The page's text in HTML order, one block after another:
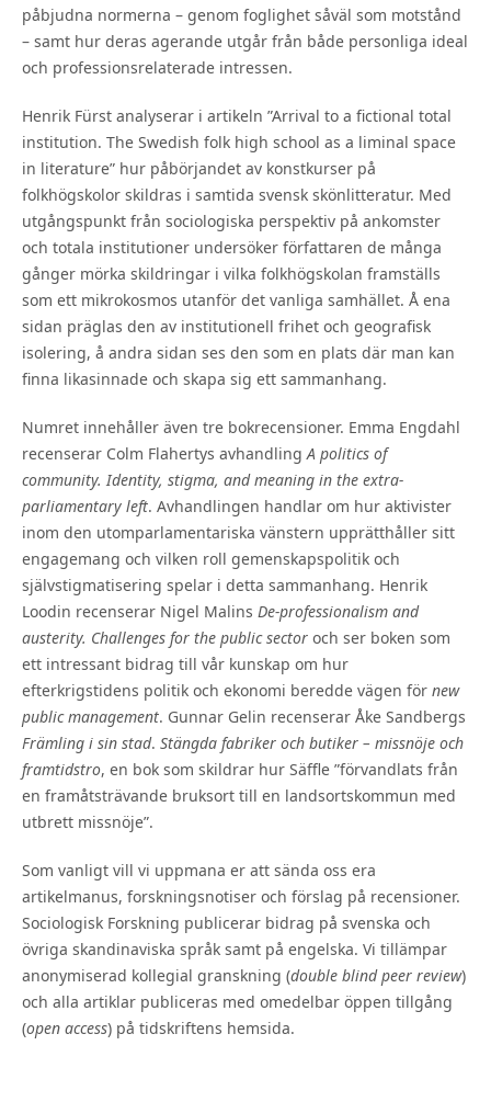
påbjudna normerna – genom foglighet såväl som motstånd
– samt hur deras agerande utgår från både personliga ideal
och professionsrelaterade intressen.
Henrik Fürst analyserar i artikeln ”Arrival to a fictional total
institution. The Swedish folk high school as a liminal space
in literature” hur påbörjandet av konstkurser på
folkhögskolor skildras i samtida svensk skönlitteratur. Med
utgångspunkt från sociologiska perspektiv på ankomster
och totala institutioner undersöker författaren de många
gånger mörka skildringar i vilka folkhögskolan framställs
som ett mikrokosmos utanför det vanliga samhället. Å ena
sidan präglas den av institutionell frihet och geografisk
isolering, å andra sidan ses den som en plats där man kan
finna likasinnade och skapa sig ett sammanhang.
Numret innehåller även tre bokrecensioner. Emma Engdahl
recenserar Colm Flahertys avhandling A politics of
community. Identity, stigma, and meaning in the extra-
parliamentary left. Avhandlingen handlar om hur aktivister
inom den utomparlamentariska vänstern upprätthåller sitt
engagemang och vilken roll gemenskapspolitik och
självstigmatisering spelar i detta sammanhang. Henrik
Loodin recenserar Nigel Malins De-professionalism and
austerity. Challenges for the public sector och ser boken som
ett intressant bidrag till vår kunskap om hur
efterkrigstidens politik och ekonomi beredde vägen för new
public management. Gunnar Gelin recenserar Åke Sandbergs
Främling i sin stad. Stängda fabriker och butiker – missnöje och
framtidstro, en bok som skildrar hur Säffle ”förvandlats från
en framåtsträvande bruksort till en landsortskommun med
utbrett missnöje”.
Som vanligt vill vi uppmana er att sända oss era
artikelmanus, forskningsnotiser och förslag på recensioner.
Sociologisk Forskning publicerar bidrag på svenska och
övriga skandinaviska språk samt på engelska. Vi tillämpar
anonymiserad kollegial granskning (double blind peer review)
och alla artiklar publiceras med omedelbar öppen tillgång
(open access) på tidskriftens hemsida.